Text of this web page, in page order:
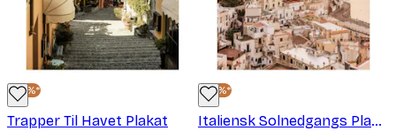
-30%*
Trapper Til Havet Plakat
-30%*
Italiensk Solnedgangs Plakat